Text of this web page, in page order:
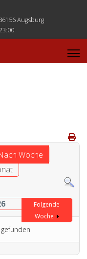
Augsburg
Woche
Folgende
Woche